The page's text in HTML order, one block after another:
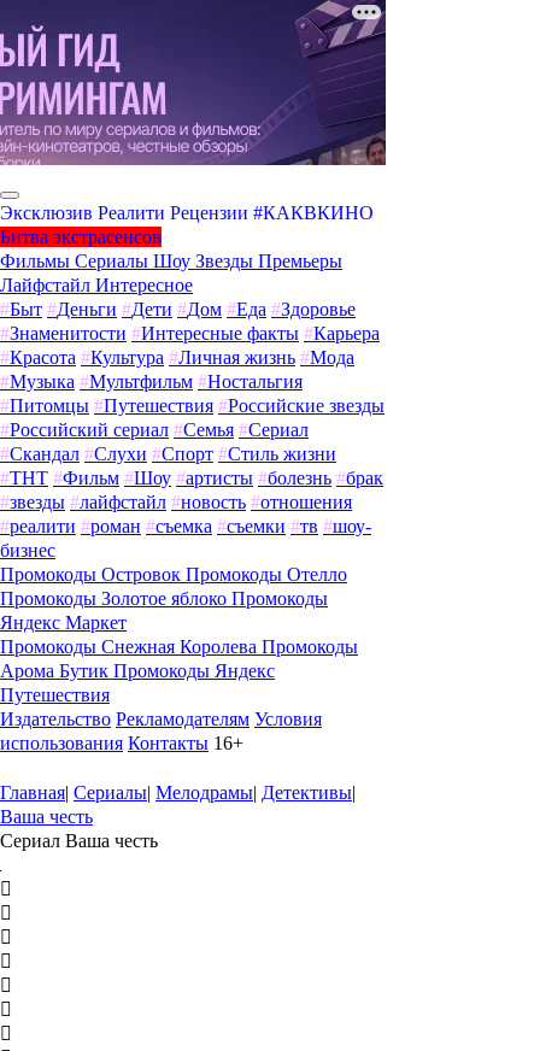
Эксклюзив Реалити Рецензии #КАКВКИНО
Битва экстрасенсов
Фильмы Сериалы Шоу Звезды Премьеры
Лайфстайл Интересное
#Быт #Деньги #Дети #Дом #Еда #Здоровье
#Знаменитости #Интересные факты #Карьера
#Красота #Культура #Личная жизнь #Мода
#Музыка #Мультфильм #Ностальгия
#Питомцы #Путешествия #Российские звезды
#Российский сериал #Семья #Сериал
#Скандал #Слухи #Спорт #Стиль жизни
#ТНТ #Фильм #Шоу #артисты #болезнь #брак
#звезды #лайфстайл #новость #отношения
#реалити #роман #съемка #съемки #тв #шоу-
бизнес
Промокоды Островок Промокоды Отелло
Промокоды Золотое яблоко Промокоды
Яндекс Маркет
Промокоды Снежная Королева Промокоды
Арома Бутик Промокоды Яндекс
Путешествия
Издательство Рекламодателям Условия
использования Контакты 16+
Главная| Сериалы| Мелодрамы| Детективы|
Ваша честь
Сериал Ваша честь